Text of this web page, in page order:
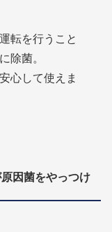
転を行うこと
除菌。
心して使えま
因菌をやっつけ